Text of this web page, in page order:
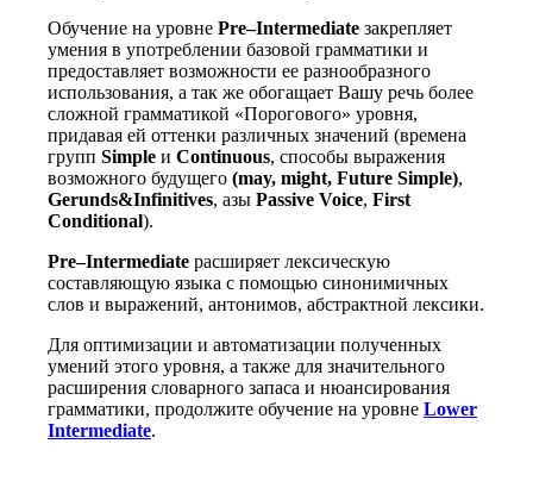
Обучение на уровне Pre–Intermediate закрепляет
умения в употреблении базовой грамматики и
предоставляет возможности ее разнообразного
использования, а так же обогащает Вашу речь более
сложной грамматикой «Порогового» уровня,
придавая ей оттенки различных значений (времена
групп Simple и Continuous, способы выражения
возможного будущего (may, might, Future Simple),
Gerunds&Infinitives, азы Passive Voice, First
Conditional).
Pre–Intermediate расширяет лексическую
составляющую языка с помощью синонимичных
слов и выражений, антонимов, абстрактной лексики.
Для оптимизации и автоматизации полученных
умений этого уровня, а также для значительного
расширения словарного запаса и нюансирования
грамматики, продолжите обучение на уровне Lower
Intermediate.